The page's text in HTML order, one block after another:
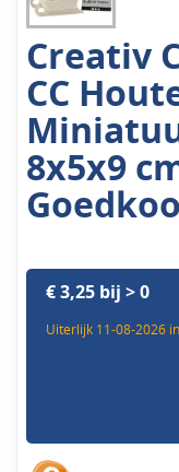
Creativ
CC
8x5x9
€ 3,25 bij > 0
Uiterlijk 11-08-2026 in